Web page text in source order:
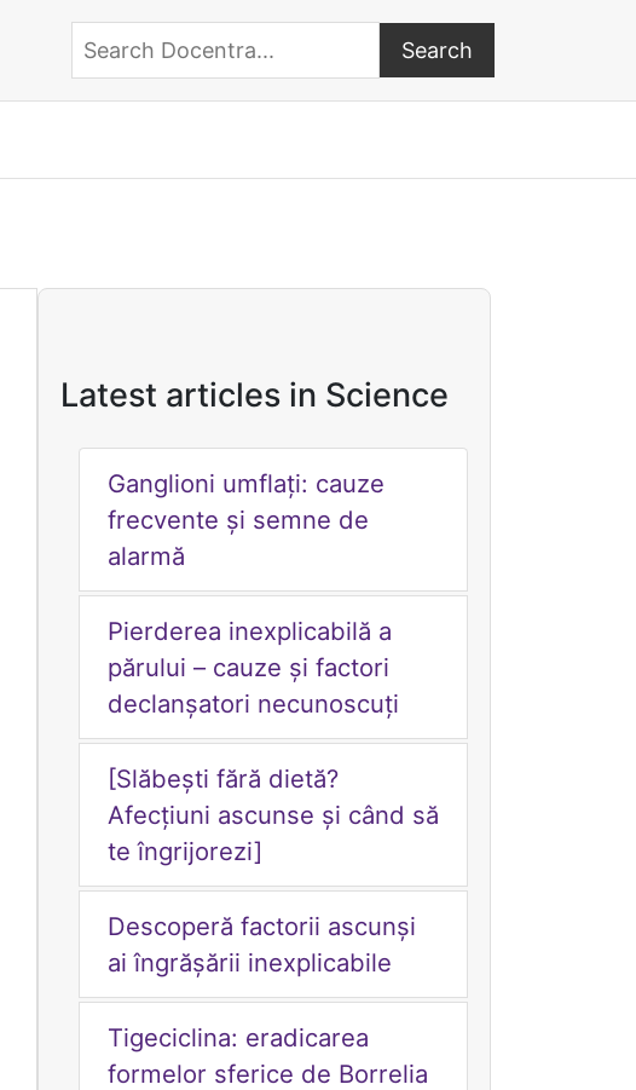
Search Docentra
Search
Latest articles in Science
Ganglioni umflați: cauze
frecvente și semne de
alarmă
Pierderea inexplicabilă a
părului – cauze și factori
declanșatori necunoscuți
[Slăbești fără dietă?
Afecțiuni ascunse și când să
te îngrijorezi]
Descoperă factorii ascunși
ai îngrășării inexplicabile
Tigeciclina: eradicarea
formelor sferice de Borrelia